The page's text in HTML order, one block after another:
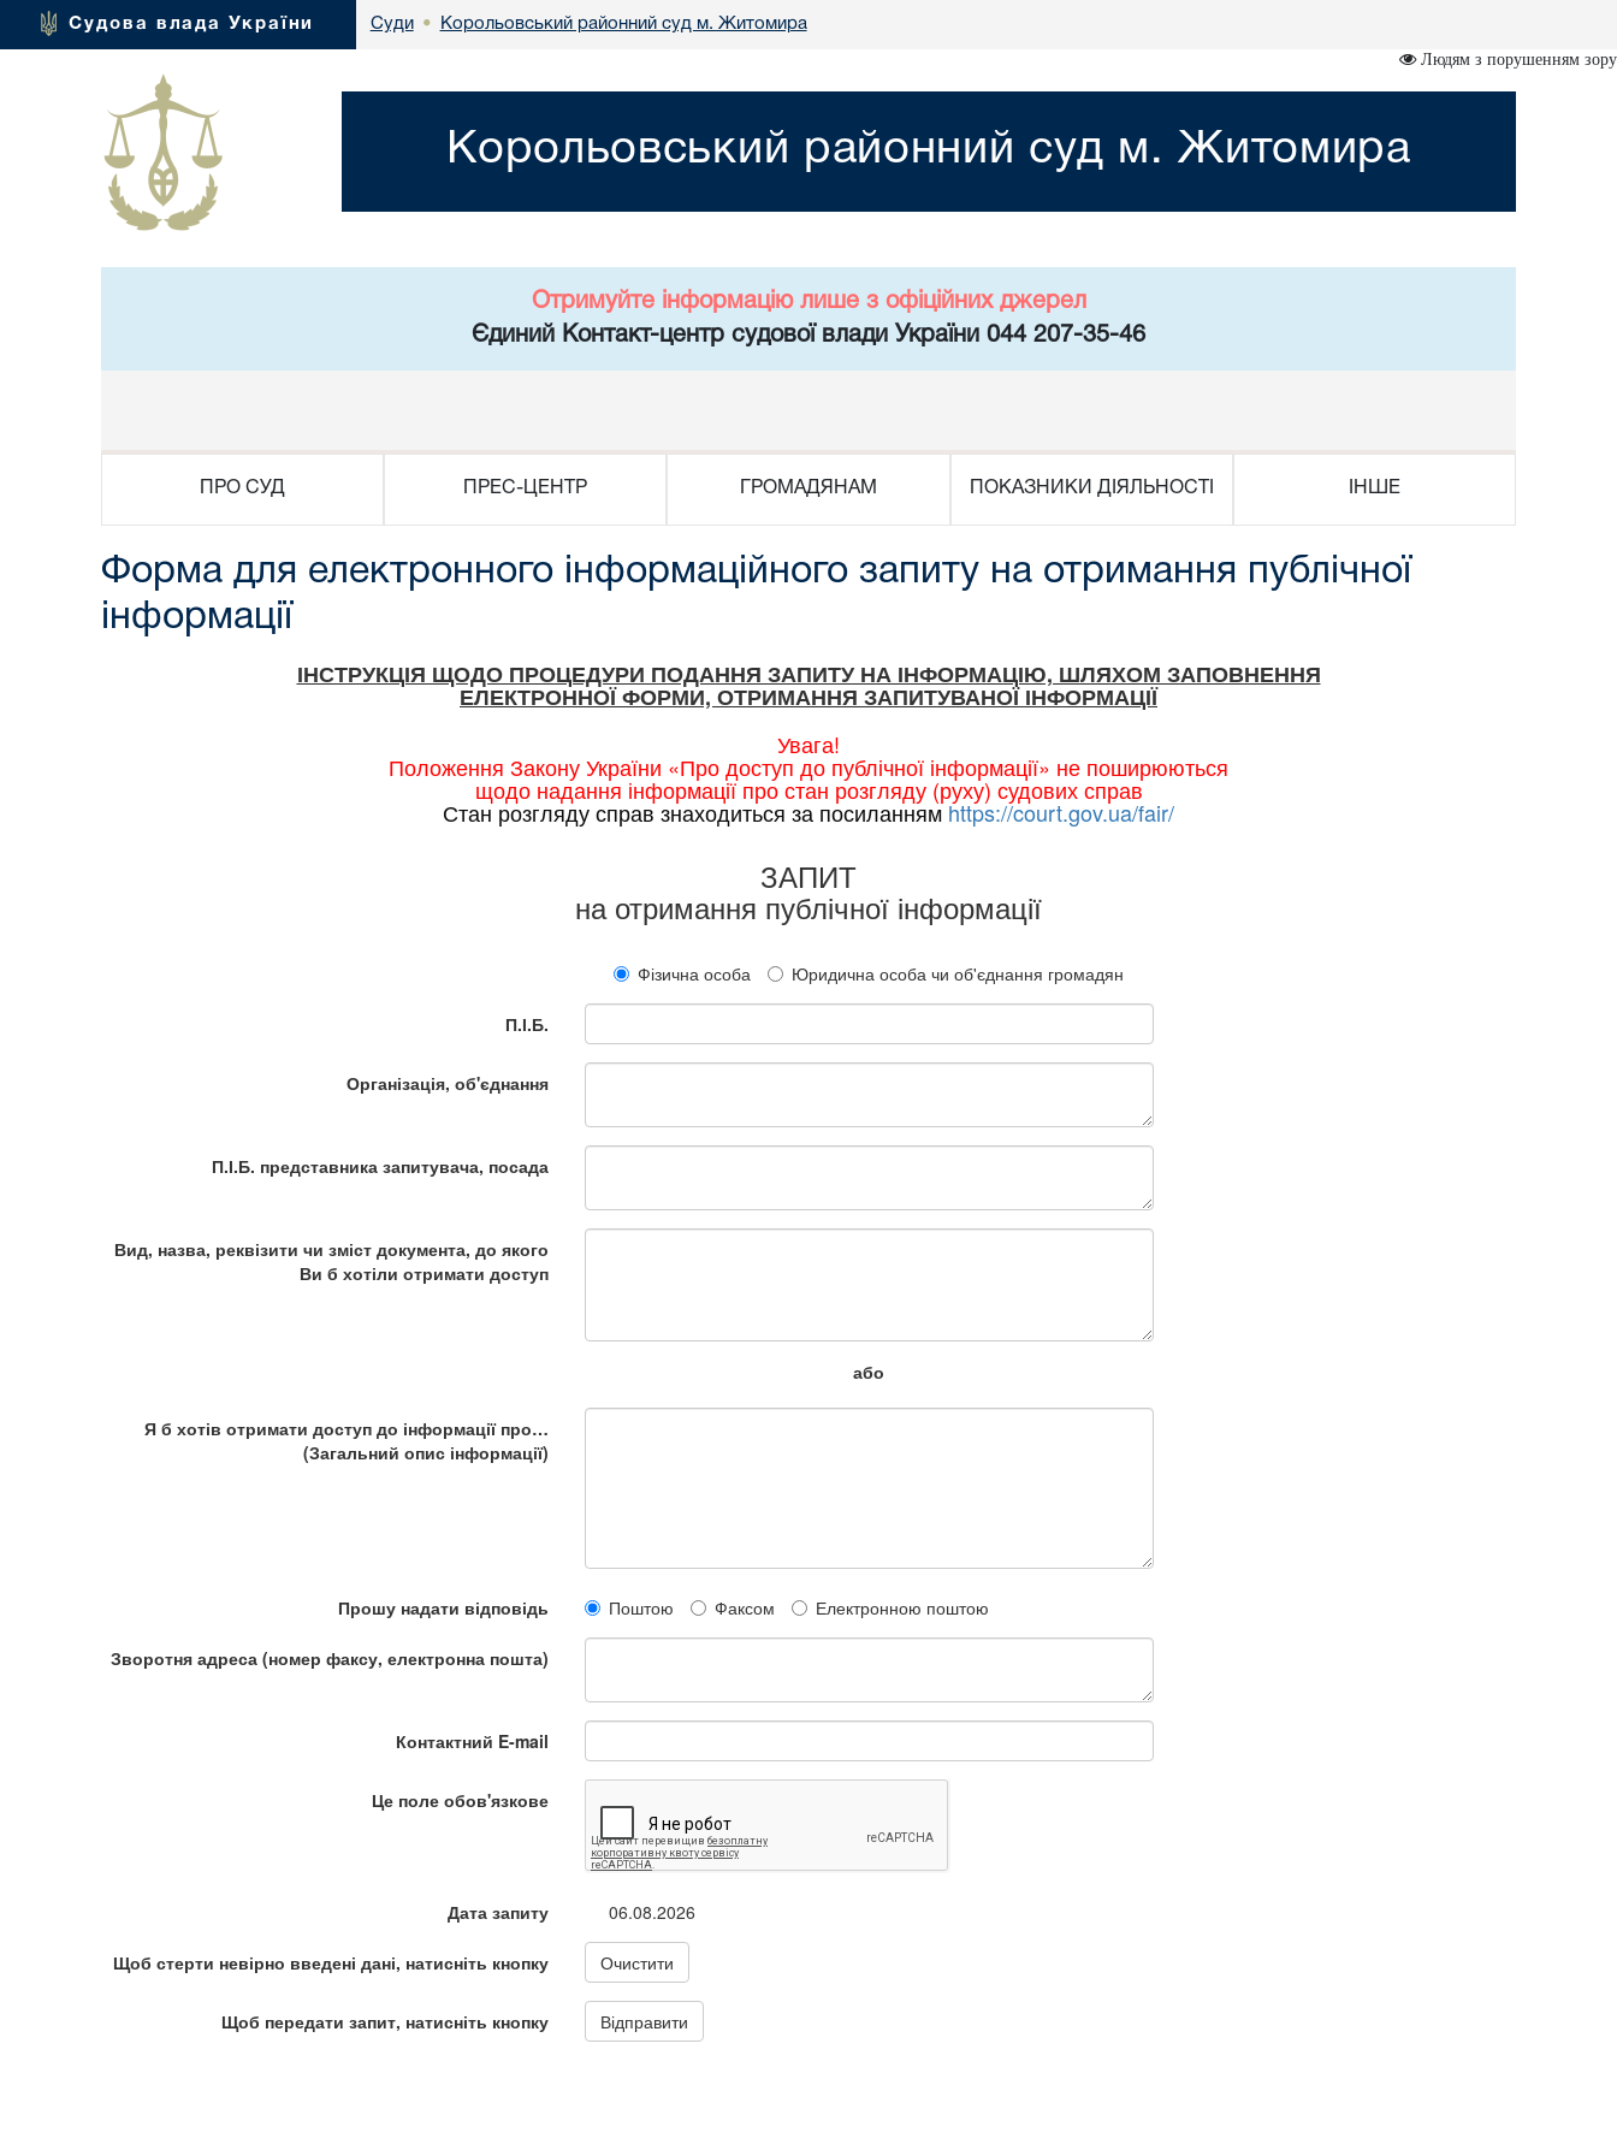
Судова влада України Суди • Корольовський районний суд м. Житомира
Людям з порушенням зору
Корольовський районний суд м. Житомира
Отримуйте інформацію лише з офіційних джерел
Єдиний Контакт-центр судової влади України 044 207-35-46
ПРО СУД ПРЕС-ЦЕНТР ГРОМАДЯНАМ ПОКАЗНИКИ ДІЯЛЬНОСТІ ІНШЕ
Форма для електронного інформаційного запиту на отримання публічної
інформації